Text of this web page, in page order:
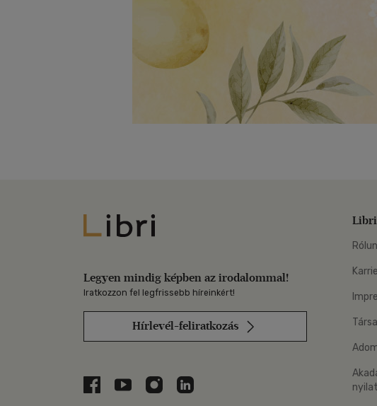
Libri
Legyen mindig képben az irodalommal!
Iratkozzon fel legfrissebb híreinkért!
Hírlevél-feliratkozás
Libri a Facebookon
Libri a Youtube-on
Libri az Instagramon
Libri a LinkedInen
Libri